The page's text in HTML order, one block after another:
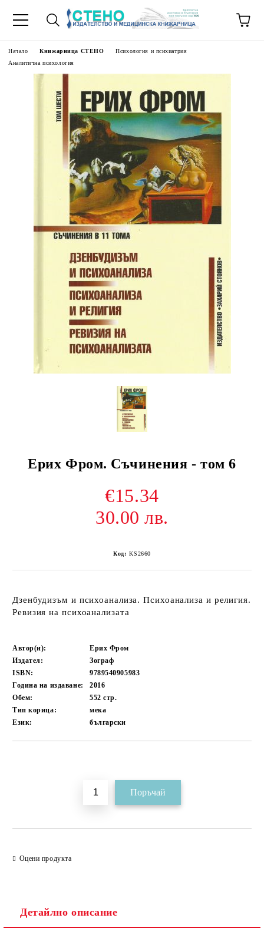
Начало Книжарница СТЕНО
Психология и психиатрия
Аналитична психология
Ерих Фром. Съчинения - том 6
€15.34
30.00 лв.
Код: KS2660
Дзенбудизъм и психоанализа. Психоанализа и религия.
Ревизия на психоанализата
Автор(и):
Ерих Фром
Издател:
Зограф
ISBN:
9789540905983
Година на издаване:
2016
Обем:
552стр.
Тип корица:
мека
Език:
български
Оцени продукта
Детайлно описание